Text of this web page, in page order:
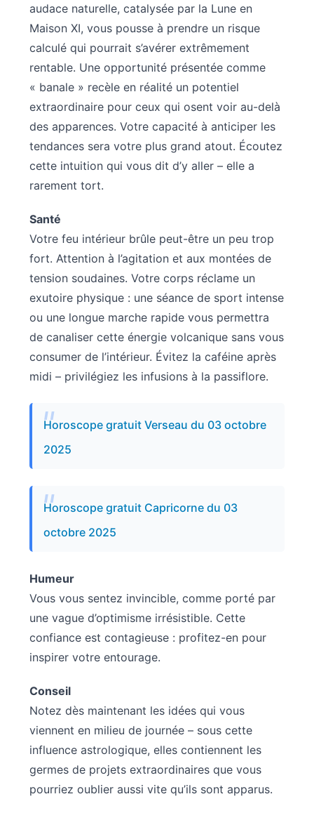
audace naturelle, catalysée par la Lune en
Maison XI, vous pousse à prendre un risque
calculé qui pourrait s’avérer extrêmement
rentable. Une opportunité présentée comme
« banale » recèle en réalité un potentiel
extraordinaire pour ceux qui osent voir au-delà
des apparences. Votre capacité à anticiper les
tendances sera votre plus grand atout. Écoutez
cette intuition qui vous dit d’y aller – elle a
rarement tort.
Santé
Votre feu intérieur brûle peut-être un peu trop
fort. Attention à l’agitation et aux montées de
tension soudaines. Votre corps réclame un
exutoire physique : une séance de sport intense
ou une longue marche rapide vous permettra
de canaliser cette énergie volcanique sans vous
consumer de l’intérieur. Évitez la caféine après
midi – privilégiez les infusions à la passiflore.
Horoscope gratuit Verseau du 03 octobre
2025
Horoscope gratuit Capricorne du 03
octobre 2025
Humeur
Vous vous sentez invincible, comme porté par
une vague d’optimisme irrésistible. Cette
confiance est contagieuse : profitez-en pour
inspirer votre entourage.
Conseil
Notez dès maintenant les idées qui vous
viennent en milieu de journée – sous cette
influence astrologique, elles contiennent les
germes de projets extraordinaires que vous
pourriez oublier aussi vite qu’ils sont apparus.